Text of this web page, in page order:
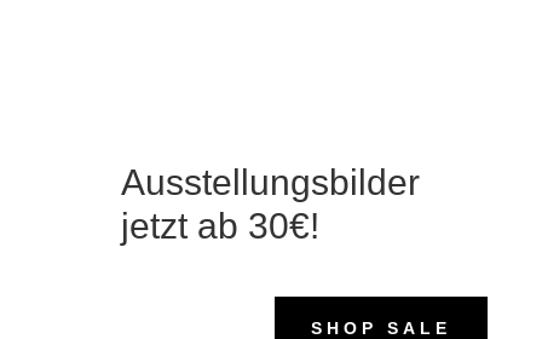
Ausstellungsbilder
jetzt ab 30€!
SHOP SALE